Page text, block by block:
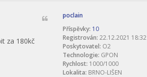
poclain
Příspěvky: 10
Registrován: 22.12.2021 18:32
Poskytovatel: O2
Technologie: GPON
Rychlost: 1000/1000
Lokalita: BRNO-LIŠEN
za 180kč